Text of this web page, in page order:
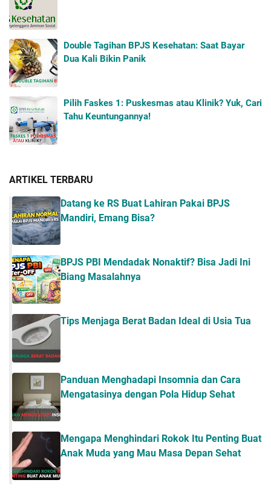
Double Tagihan BPJS Kesehatan: Saat Bayar
Dua Kali Bikin Panik
Pilih Faskes 1: Puskesmas atau Klinik? Yuk, Cari
Tahu Keuntungannya!
ARTIKEL TERBARU
Datang ke RS Buat Lahiran Pakai BPJS
Mandiri, Emang Bisa?
BPJS PBI Mendadak Nonaktif? Bisa Jadi Ini
Biang Masalahnya
Tips Menjaga Berat Badan Ideal di Usia Tua
Panduan Menghadapi Insomnia dan Cara
Mengatasinya dengan Pola Hidup Sehat
Mengapa Menghindari Rokok Itu Penting Buat
Anak Muda yang Mau Masa Depan Sehat